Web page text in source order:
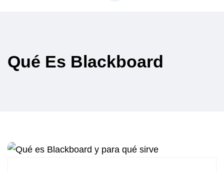
Qué Es Blackboard